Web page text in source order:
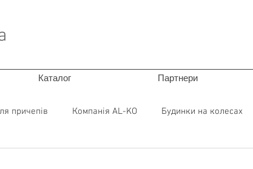
Каталог Партнери
причепів Компанія AL-KO Будинки на колесах